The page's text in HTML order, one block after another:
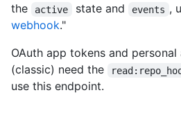
the
active state and events ,
webhook."
OAuth app tokens and
(classic) need the
use this endpoint.